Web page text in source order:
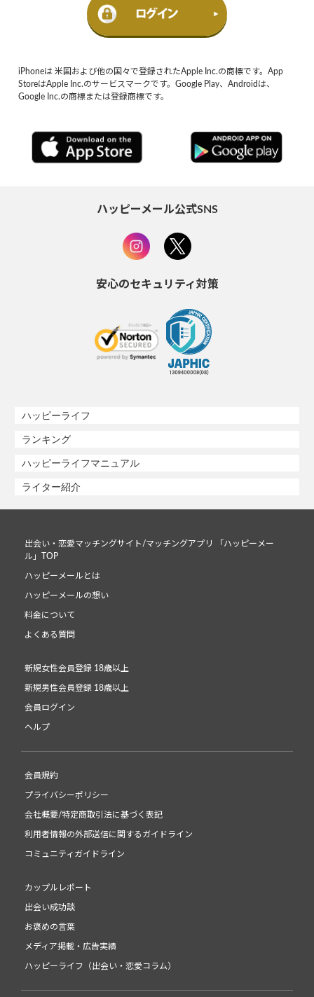
iPhoneは 米国および他の国々で登録されたApple Inc.の商標です。App
StoreはApple Inc.のサービスマークです。Google Play、Androidは、
Google Inc.の商標または登録商標です。
ハッピーメール公式SNS
安心のセキュリティ対策
ハッピーライフ
ランキング
ハッピーライフマニュアル
ライター紹介
出会い・恋愛マッチングサイト/マッチングアプリ 「ハッピーメー
ル」TOP
ハッピーメールとは
ハッピーメールの想い
料金について
よくある質問
新規女性会員登録 18歳以上
新規男性会員登録 18歳以上
会員ログイン
ヘルプ
会員規約
プライバシーポリシー
会社概要/特定商取引法に基づく表記
利用者情報の外部送信に関するガイドライン
コミュニティガイドライン
カップルレポート
出会い成功談
お褒めの言葉
メディア掲載・広告実績
ハッピーライフ（出会い・恋愛コラム）